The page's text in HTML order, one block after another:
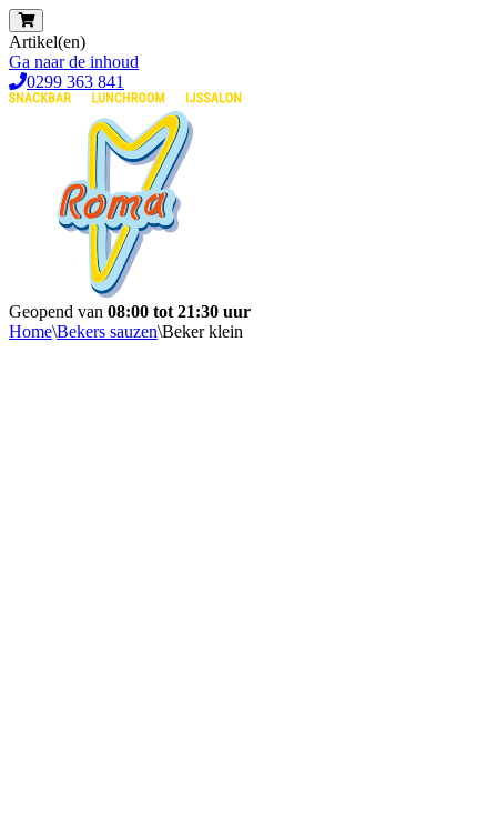
Artikel(en)
Ga naar de inhoud
0299 363 841
Geopend van 08:00 tot 21:30 uur
Home\Bekers sauzen\Beker klein